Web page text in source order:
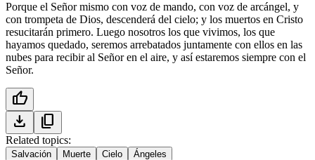
Porque el Señor mismo con voz de mando, con voz de arcángel, y
con trompeta de Dios, descenderá del cielo; y los muertos en Cristo
resucitarán primero. Luego nosotros los que vivimos, los que
hayamos quedado, seremos arrebatados juntamente con ellos en las
nubes para recibir al Señor en el aire, y así estaremos siempre con el
Señor.
thumb_up
download
content_copy
Related topics:
Salvación Muerte Cielo Ángeles